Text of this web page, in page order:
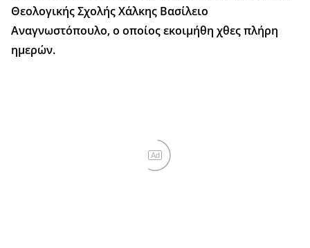
Θεολογικής Σχολής Χάλκης Βασίλειο
Αναγνωστόπουλο, ο οποίος εκοιμήθη χθες πλήρη
ημερών.
Ad